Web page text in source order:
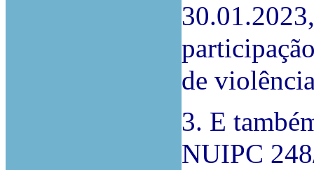
de
3. E
NUIPC